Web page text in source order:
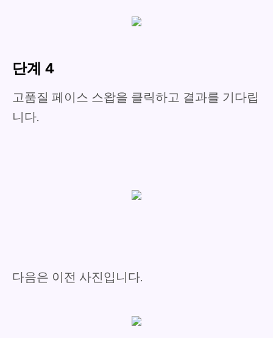
단계 4
고품질 페이스 스왑을 클릭하고 결과를 기다립
니다.
다음은 이전 사진입니다.